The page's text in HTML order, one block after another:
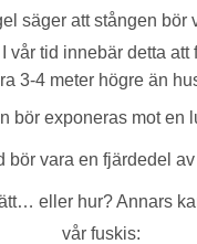
säger att stången bör
vår tid innebär detta
3-4 meter högre än
bör exponeras mot en
bör vara en fjärdedel
eller hur? Annars
vår fuskis: